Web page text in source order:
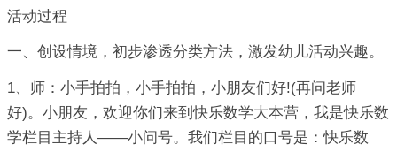
活动过程
一、创设情境，初步渗透分类方法，激发幼儿活动兴趣。
1、师：小手拍拍，小手拍拍，小朋友们好!(再问老师
好)。小朋友，欢迎你们来到快乐数学大本营，我是快乐数
学栏目主持人——小问号。我们栏目的口号是：快乐数